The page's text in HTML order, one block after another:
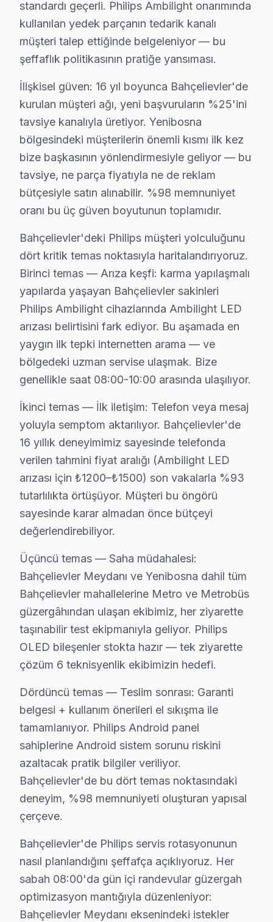
Kocasinan'da Philips TV Servisi
Kocasinan mahallesinde, yapılar genellikle yenidir
Siyavuşpaşa'da Philips TV Servisi
Soğanlı'da Philips TV Servisi
Soğanlı mahallesinde, sıklıkla Philips TV'lerde
Şirinevler'de Philips TV Servisi
Şirinevler mahallesi, yeni ve eski yapıların bir arada
Zafer'de Philips TV Servisi
Çobançeşme'de Philips TV Servisi
Çobançeşme mahallesi, farklı yaş gruplarının
Philips Tamir Sürecinde Şeffaflık
Bahçelievler bölgesinde Philips TV tamiri için
32" panel değişimi: yaklaşık 1,500 ₺
43-55" panel değişimi: yaklaşık 2,500 ₺
65" ve üzeri panel değişimi: yaklaşık 4,000 ₺
Anakart tamiri, genellikle model serisine göre
Yazılım ve firmware güncellemeleri içinse, genelde
Bahçelievler Müşterilerinin Philips Servis
Fabrika Servis, Bahçelievler bölgesinde yer alan
Tamir sürecinin sonunda müşteri, televizyonunun
Bahçelievler'de sağlam bir müşteri memnuniyeti
Bahçelievler Philips servis - TV Tamiri
Bahçelievler'da Philips LED TV konusunda "yetkili mi
Yetkili servis: marka garantisi varsa tercih. Bağımsız
Bahçelievler Meydanı aksı ve Metro ve Metrobüs
Fiyat Politikamız: Sürpriz Yok, Güven Var
Bahçelievler'de arıza tespiti: Ücretsiz. Herhangi bir
Bahçelievler'de onaysız işlem yok: Fiyat teklifi
Bahçelievler garantili fiyat: Bahçelievler servisimizde
Bahçelievler'de ödeme seçenekleri: Nakit, kredi
» Bahçelievler'de Philips ekran tamir fiyatı öğrenmek
Bahçelievler × Philips: Yerel İçerik ve Deneyim
Ticari güven: Fiyat şeffaflığı, faturada parça detayı,
İlişkisel güven: 16 yıl boyunca Bahçelievler'de
Bahçelievler'deki söz konusu model müşteri
İkinci temas — İlk iletişim: Telefon veya mesaj yoluyla
standardı geçerli. Philips Ambilight onarımında
kullanılan yedek parçanın tedarik kanalı
müşteri talep ettiğinde belgeleniyor — bu
şeffaflık politikasının pratiğe yansıması.
İlişkisel güven: 16 yıl boyunca Bahçelievler'de
kurulan müşteri ağı, yeni başvuruların %25'ini
tavsiye kanalıyla üretiyor. Yenibosna
bölgesindeki müşterilerin önemli kısmı ilk kez
bize başkasının yönlendirmesiyle geliyor — bu
tavsiye, ne parça fiyatıyla ne de reklam
bütçesiyle satın alınabilir. %98 memnuniyet
oranı bu üç güven boyutunun toplamıdır.
Bahçelievler'deki Philips müşteri yolculuğunu
dört kritik temas noktasıyla haritalandırıyoruz.
Birinci temas — Arıza keşfi: karma yapılaşmalı
yapılarda yaşayan Bahçelievler sakinleri
Philips Ambilight cihazlarında Ambilight LED
arızası belirtisini fark ediyor. Bu aşamada en
yaygın ilk tepki internetten arama — ve
bölgedeki uzman servise ulaşmak. Bize
genellikle saat 08:00-10:00 arasında ulaşılıyor.
İkinci temas — İlk iletişim: Telefon veya mesaj
yoluyla semptom aktarılıyor. Bahçelievler'de
16 yıllık deneyimimiz sayesinde telefonda
verilen tahmini fiyat aralığı (Ambilight LED
arızası için ₺1200–₺1500) son vakalarla %93
tutarlılıkta örtüşüyor. Müşteri bu öngörü
sayesinde karar almadan önce bütçeyi
değerlendirebiliyor.
Üçüncü temas — Saha müdahalesi:
Bahçelievler Meydanı ve Yenibosna dahil tüm
Bahçelievler mahallelerine Metro ve Metrobüs
güzergâhından ulaşan ekibimiz, her ziyarette
taşınabilir test ekipmanıyla geliyor. Philips
OLED bileşenler stokta hazır — tek ziyarette
çözüm 6 teknisyenlik ekibimizin hedefi.
Dördüncü temas — Teslim sonrası: Garanti
belgesi + kullanım önerileri el sıkışma ile
tamamlanıyor. Philips Android panel
sahiplerine Android sistem sorunu riskini
azaltacak pratik bilgiler veriliyor.
Bahçelievler'de bu dört temas noktasındaki
deneyim, %98 memnuniyeti oluşturan yapısal
çerçeve.
Bahçelievler'de Philips servis rotasyonunun
nasıl planlandığını şeffafça açıklıyoruz. Her
sabah 08:00'da gün içi randevular güzergah
optimizasyon mantığıyla düzenleniyor:
Bahçelievler Meydanı eksenindeki istekler